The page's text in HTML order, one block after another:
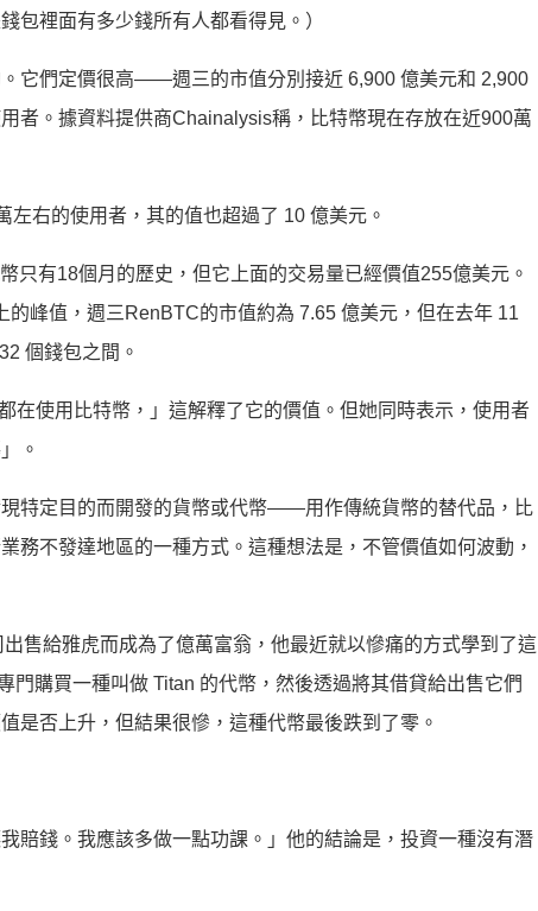
包裡面有多少錢所有人都看得見。）
它們定價很高——週三的市值分別接近 6,900 億美元和 2,900
。據資料提供商Chainalysis稱，比特幣現在存放在近900萬
右的使用者，其的值也超過了 10 億美元。
只有18個月的歷史，但它上面的交易量已經價值255億美元。
峰值，週三RenBTC的市值約為 7.65 億美元，但在去年 11
個錢包之間。
使用比特幣，」這解釋了它的價值。但她同時表示，使用者
。
特定目的而開發的貨幣或代幣——用作傳統貨幣的替代品，比
務不發達地區的一種方式。這種想法是，不管價值如何波動，
售給雅虎而成為了億萬富翁，他最近就以慘痛的方式學到了這
購買一種叫做 Titan 的代幣，然後透過將其借貸給出售它們
是否上升，但結果很慘，這種代幣最後跌到了零。
賠錢。我應該多做一點功課。」他的結論是，投資一種沒有潛